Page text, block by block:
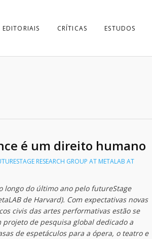
EDITORIAIS CRÍTICAS ESTUDOS
é um direito humano
RESEARCH GROUP AT METALAB AT
longo do último ano pelo futureStage
de Harvard). Com expectativas novas
civis das artes performativas estão se
de pesquisa global dedicado a
de espetáculos para a ópera, o teatro e